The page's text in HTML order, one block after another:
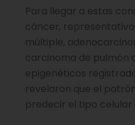
Para llegar a estas
cáncer,
múltiple,
carcinoma de pulmón
epigenéticos
revelaron que el
predecir el tipo celular